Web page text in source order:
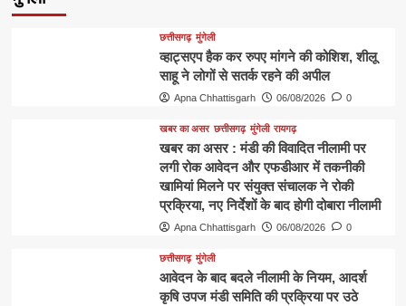
छत्तीसगढ़ मुंगेली
व्हाट्सएप हैक कर रुपए मांगने की कोशिश, शीलू
साहू ने लोगों से सतर्क रहने की अपील
Apna Chhattisgarh 06/08/2026 0
खबर का असर छत्तीसगढ़ मुंगेली रायगढ़
खबर का असर : मंडी की विवादित नीलामी पर
लगी रोक आवेदन और एफडीआर में तकनीकी
खामियां मिलने पर संयुक्त संचालक ने रोकी
प्रक्रिया, नए निर्देशों के बाद होगी दोबारा नीलामी
Apna Chhattisgarh 06/08/2026 0
छत्तीसगढ़ मुंगेली
आवेदन के बाद बदले नीलामी के नियम, आदर्श
कृषि उपज मंडी समिति की प्रक्रिया पर उठे